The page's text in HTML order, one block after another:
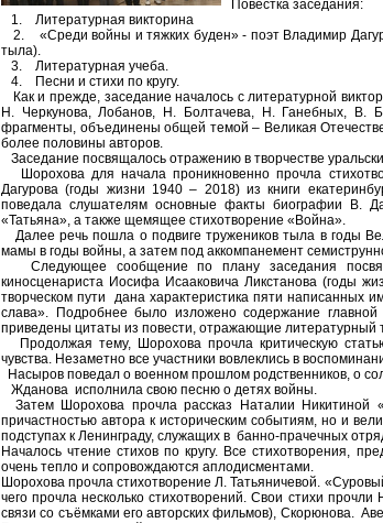
Повестка заседания:
1. Литературная викторина
2. «Среди войны и тяжких буден» - поэт Владимир
тыла).
3. Литературная учеба.
4. Песни и стихи по кругу.
Как и прежде, заседание началось с литературной
Н. Черкунова, Лобанов, Н. Болтачева, Н. Ганебных, В.
фрагменты, объединены общей темой – Великая
более половины авторов.
Заседание посвящалось отражению в творчестве
Шорохова для начала проникновенно прочла
Дагурова (годы жизни 1940 – 2018) из книги
поведала слушателям основные факты биографии В.
«Татьяна», а также щемящее стихотворение «Война».
Далее речь пошла о подвиге тружеников тыла в годы
мамы в годы войны, а затем под аккомпанемент
Следующее сообщение по плану заседания
киносценариста Иосифа Исааковича Ликстанова (годы
творческом пути дана характеристика пяти
слава». Подробнее было изложено содержание
приведены цитаты из повести, отражающие литературный
Продолжая тему, Шорохова прочла критическую
чувства. Незаметно все участники вовлеклись в
Насыров поведал о военном прошлом родственников, о
Жданова исполнила свою песню о детях войны.
Затем Шорохова прочла рассказ Наталии Никитиной
причастностью автора к историческим событиям, но и
подступах к Ленинграду, служащих в банно-прачечных
Началось чтение стихов по кругу. Все стихотворения,
очень тепло и сопровождаются аплодисментами.
Шорохова прочла стихотворение Л. Татьяничевой.
чего прочла несколько стихотворений. Свои стихи
связи со съёмками его авторских фильмов), Скорюнова.